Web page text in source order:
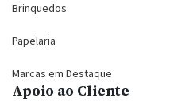
Brinquedos
Papelaria
Marcas em Destaque
Apoio ao Cliente